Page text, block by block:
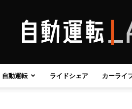
自動運転 ライドシェア カーライ